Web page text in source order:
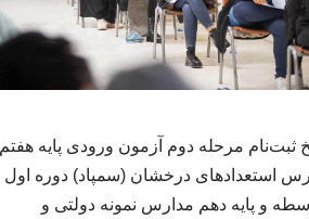
ثبت‌نام مرحله دوم آزمون ورودی پایه هفتم
استعدادهای درخشان (سمپاد) دوره اول
و پایه دهم مدارس نمونه دولتی و